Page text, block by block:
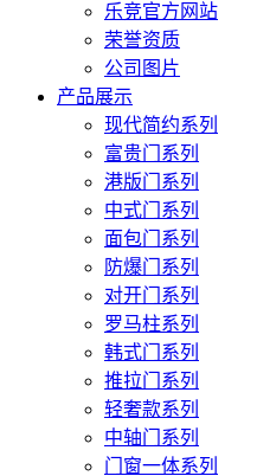
乐竞官方网站
荣誉资质
公司图片
产品展示
现代简约系列
富贵门系列
港版门系列
中式门系列
面包门系列
防爆门系列
对开门系列
罗马柱系列
韩式门系列
推拉门系列
轻奢款系列
中轴门系列
门窗一体系列